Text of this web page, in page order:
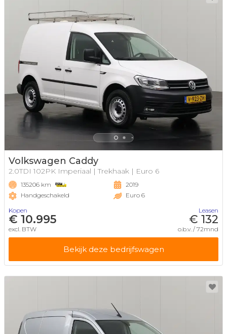
Volkswagen Caddy
2.0TDI 102PK Imperiaal | Trekhaak | Euro 6
135206 km
Handgeschakeld
2019
Euro 6
Kopen
€ 10.995
excl. BTW
Leasen
€ 132
o.b.v. / 72mnd
Bekijk deze bedrijfswagen